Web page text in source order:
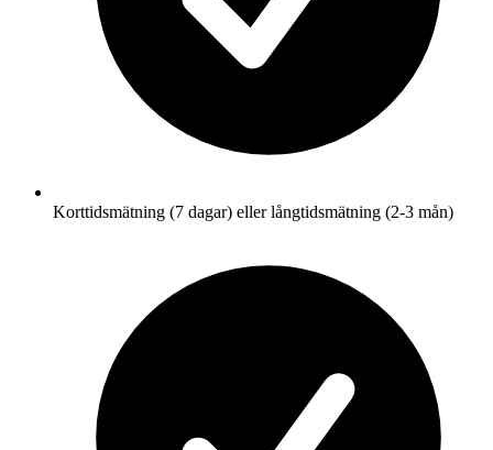
Korttidsmätning (7 dagar) eller långtidsmätning (2-3 mån)